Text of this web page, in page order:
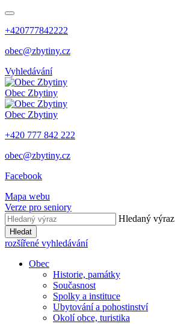
+420777842222
obec@zbytiny.cz
Vyhledávání
Obec Zbytiny
Obec Zbytiny
+420 777 842 222
obec@zbytiny.cz
Facebook
Mapa webu
Verze pro seniory
Hledaný výraz
Hledat
rozšířené vyhledávání
Obec
Historie, památky
Současnost
Spolky a instituce
Ubytování a pohostinství
Okolí obce, turistika